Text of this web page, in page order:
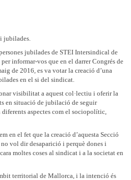
jubilades.
jubilades de STEI Intersindical de
informar-vos que en el darrer Congrés de
de 2016, es va votar la creació d’una
en el si del sindicat.
visibilitat a aquest col·lectiu i oferir la
en situació de jubilació de seguir
aspectes com el sociopolític,
en el fet que la creació d’aquesta Secció
vol dir desaparició i perquè dones i
moltes coses al sindicat i a la societat en
territorial de Mallorca, i la intenció és